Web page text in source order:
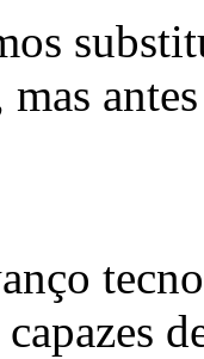
capazes